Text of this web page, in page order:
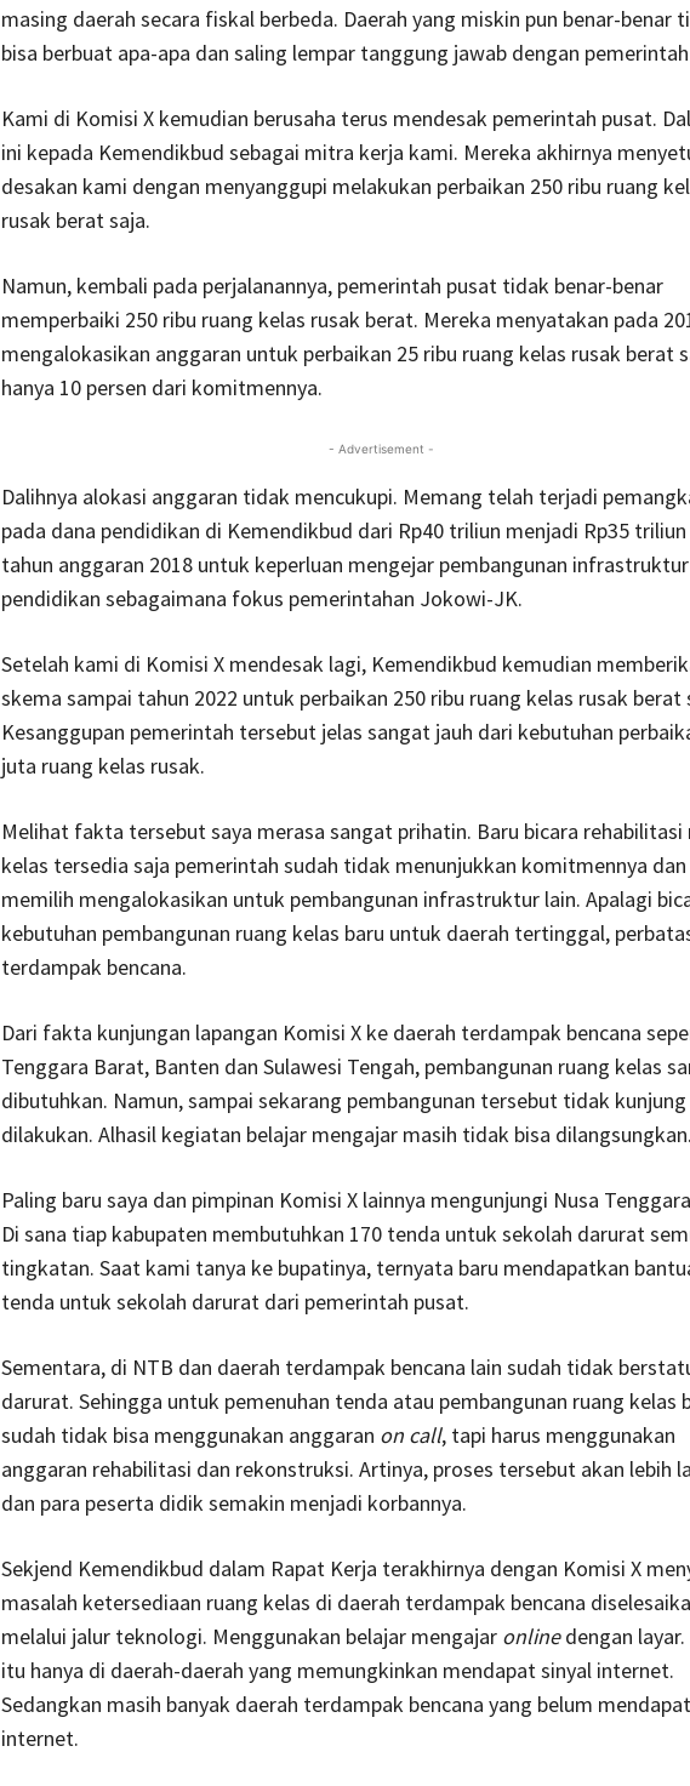
masing daerah secara fiskal berbeda. Daerah yang miskin pun benar-benar
bisa berbuat apa-apa dan saling lempar tanggung jawab dengan
Kami di Komisi X kemudian berusaha terus mendesak pemerintah pusat.
ini kepada Kemendikbud sebagai mitra kerja kami. Mereka akhirnya
desakan kami dengan menyanggupi melakukan perbaikan 250 ribu ruang
rusak berat saja.
Namun, kembali pada perjalanannya, pemerintah pusat tidak benar-benar
memperbaiki 250 ribu ruang kelas rusak berat. Mereka menyatakan pada
mengalokasikan anggaran untuk perbaikan 25 ribu ruang kelas rusak berat
hanya 10 persen dari komitmennya.
- Advertisement -
Dalihnya alokasi anggaran tidak mencukupi. Memang telah terjadi
pada dana pendidikan di Kemendikbud dari Rp40 triliun menjadi Rp35 triliun
tahun anggaran 2018 untuk keperluan mengejar pembangunan
pendidikan sebagaimana fokus pemerintahan Jokowi-JK.
Setelah kami di Komisi X mendesak lagi, Kemendikbud kemudian
skema sampai tahun 2022 untuk perbaikan 250 ribu ruang kelas rusak berat
Kesanggupan pemerintah tersebut jelas sangat jauh dari kebutuhan
juta ruang kelas rusak.
Melihat fakta tersebut saya merasa sangat prihatin. Baru bicara rehabilitasi
kelas tersedia saja pemerintah sudah tidak menunjukkan komitmennya dan
memilih mengalokasikan untuk pembangunan infrastruktur lain. Apalagi
kebutuhan pembangunan ruang kelas baru untuk daerah tertinggal,
terdampak bencana.
Dari fakta kunjungan lapangan Komisi X ke daerah terdampak bencana
Tenggara Barat, Banten dan Sulawesi Tengah, pembangunan ruang kelas
dibutuhkan. Namun, sampai sekarang pembangunan tersebut tidak kunjung
dilakukan. Alhasil kegiatan belajar mengajar masih tidak bisa dilangsungkan.
Paling baru saya dan pimpinan Komisi X lainnya mengunjungi Nusa
Di sana tiap kabupaten membutuhkan 170 tenda untuk sekolah darurat
tingkatan. Saat kami tanya ke bupatinya, ternyata baru mendapatkan
tenda untuk sekolah darurat dari pemerintah pusat.
Sementara, di NTB dan daerah terdampak bencana lain sudah tidak
darurat. Sehingga untuk pemenuhan tenda atau pembangunan ruang kelas
sudah tidak bisa menggunakan anggaran on call, tapi harus menggunakan
anggaran rehabilitasi dan rekonstruksi. Artinya, proses tersebut akan lebih
dan para peserta didik semakin menjadi korbannya.
Sekjend Kemendikbud dalam Rapat Kerja terakhirnya dengan Komisi X
masalah ketersediaan ruang kelas di daerah terdampak bencana
melalui jalur teknologi. Menggunakan belajar mengajar onlinedengan layar.
itu hanya di daerah-daerah yang memungkinkan mendapat sinyal internet.
Sedangkan masih banyak daerah terdampak bencana yang belum
internet.